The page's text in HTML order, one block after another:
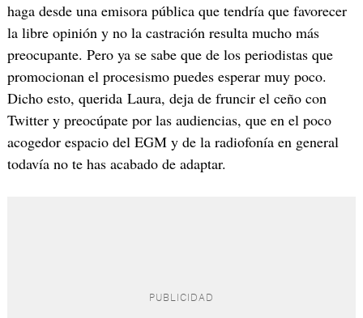
haga desde una emisora pública que tendría que favorecer
la libre opinión y no la castración resulta mucho más
preocupante. Pero ya se sabe que de los periodistas que
promocionan el procesismo puedes esperar muy poco.
Dicho esto, querida Laura, deja de fruncir el ceño con
Twitter y preocúpate por las audiencias, que en el poco
acogedor espacio del EGM y de la radiofonía en general
todavía no te has acabado de adaptar.